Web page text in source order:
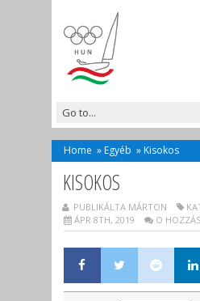
Home » Egyéb » Kisokos
KISOKOS
PUBLIKÁLTA MÁRTON
ÁPR 8TH, 2019
O